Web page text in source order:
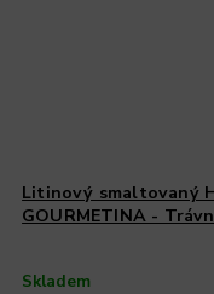
Litinový smaltovaný
GOURMETINA -
Skladem